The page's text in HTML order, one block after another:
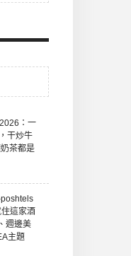
：一
干炒牛
茶都是
這家酒
週邊美
主題